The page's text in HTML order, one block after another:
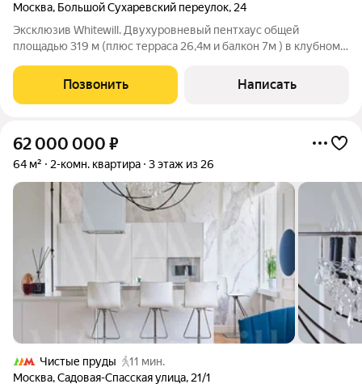
Москва, Большой Сухаревский переулок, 24
Эксклюзив Whitewill. Двухуровневый пентхаус общей
площадью 319 м (плюс терраса 26,4м и балкон 7м ) в клубном
загородного дома: второй свет в гостиной, камин, терраса.
Выполнена авторская отделка
Позвонить Написать
62 000 000 ₽
64 м² 2-комн. квартира 3 этаж из 26
Чистые пруды
11 мин.
Москва,Садовая-Спасская улица, 21/1